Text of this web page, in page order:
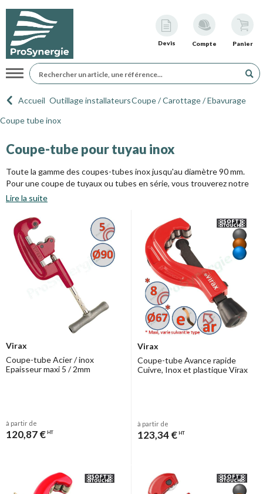
Devis Compte Panier
Navigation
Accueil Outillage installateursCoupe / Carottage / Ebavurage
Coupe tube inox
Coupe-tube pour tuyau inox
Toute la gamme des coupes-tubes inox jusqu'au diamètre 90 mm.
Pour une coupe de tuyaux ou tubes en série, vous trouverez notre
gamme de machines dans la catégorie des coupes-tubes acier.
Lire la suite
Virax
Coupe-tube Acier / inox
Epaisseur maxi 5 / 2mm
à partir de
120,87 € HT
Virax
Coupe-tube Avance rapide
Cuivre, Inox et plastique Virax
à partir de
123,34 € HT